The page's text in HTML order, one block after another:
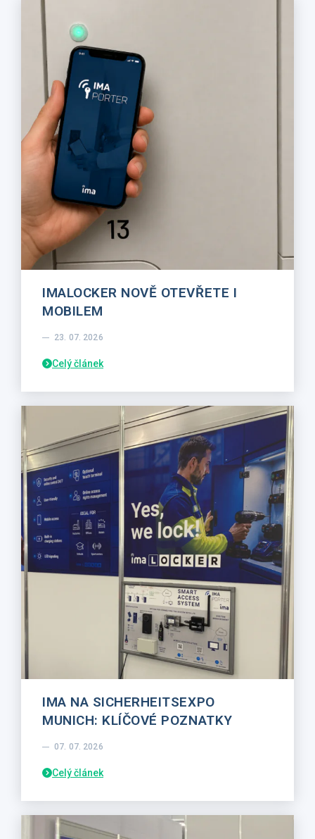
IMALOCKER NOVĚ OTEVŘETE I
MOBILEM
23. 07. 2026
Celý článek
IMA NA SICHERHEITSEXPO
MUNICH: KLÍČOVÉ POZNATKY
07. 07. 2026
Celý článek